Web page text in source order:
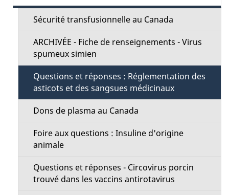
e
Sécurité transfusionnelle au Canada
ARCHIVÉE - Fiche de renseignements - Virus
spumeux simien
Questions et réponses : Réglementation des
asticots et des sangsues médicinaux
Dons de plasma au Canada
Foire aux questions : Insuline d'origine
animale
Questions et réponses - Circovirus porcin
trouvé dans les vaccins antirotavirus